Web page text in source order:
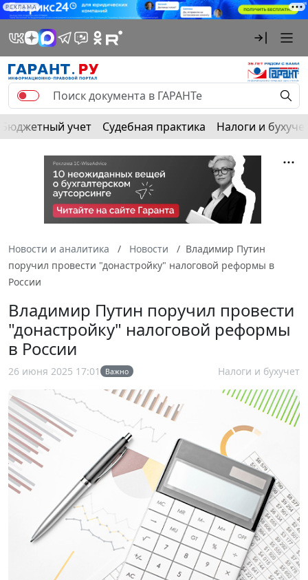
РЕКЛАМА
Бюджетный учет Судебная практика Налоги и
Новости и аналитика Новости
Владимир Путин
поручил провести "донастройку" налоговой реформы в
России
Владимир Путин поручил провести
"донастройку" налоговой реформы
в России
26 июня 2025 17:01 Важно Налоги и бухучет